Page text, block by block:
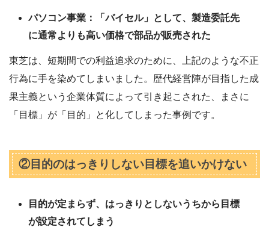
パソコン事業：「バイセル」として、製造委託先
に通常よりも高い価格で部品が販売された
東芝は、短期間での利益追求のために、上記のような不正
行為に手を染めてしまいました。歴代経営陣が目指した成
果主義という企業体質によって引き起こされた、まさに
「目標」が「目的」と化してしまった事例です。
②目的のはっきりしない目標を追いかけない
目的が定まらず、はっきりとしないうちから目標
が設定されてしまう